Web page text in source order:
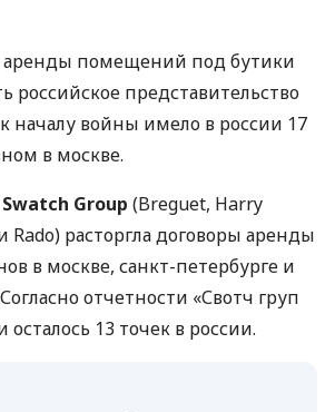
аренды помещений под бутики
российское представительство
началу войны имело в россии 17
в москве.
Swatch Group (Breguet, Harry
Rado) расторгла договоры аренды
в москве, санкт-петербурге и
отчетности «Свотч груп
13 точек в россии.